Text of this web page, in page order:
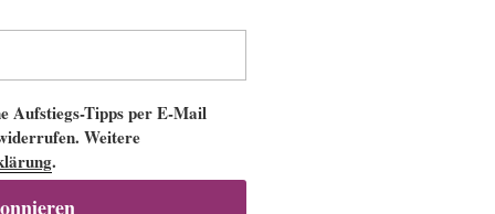
Aufstiegs-Tipps per E-Mail
Weitere
.